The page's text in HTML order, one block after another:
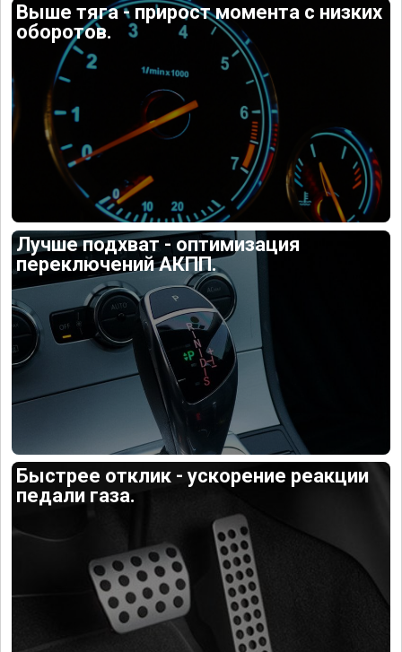
Выше тяга - прирост момента с низких
оборотов.
Лучше подхват - оптимизация
переключений АКПП.
Быстрее отклик - ускорение реакции
педали газа.